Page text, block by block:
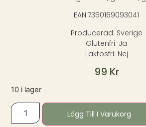
EAN:7350169093041
Producerad: Sverige
Glutenfri: Ja
Laktosfri: Nej
99 Kr
10 i lager
Lägg Till I Varukorg